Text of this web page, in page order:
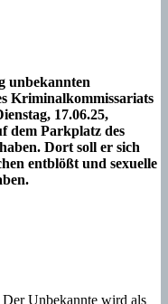
unbekannten
Kriminalkommissariats
17.06.25,
dem Parkplatz des
Dort soll er sich
entblößt und sexuelle
Unbekannte wird als